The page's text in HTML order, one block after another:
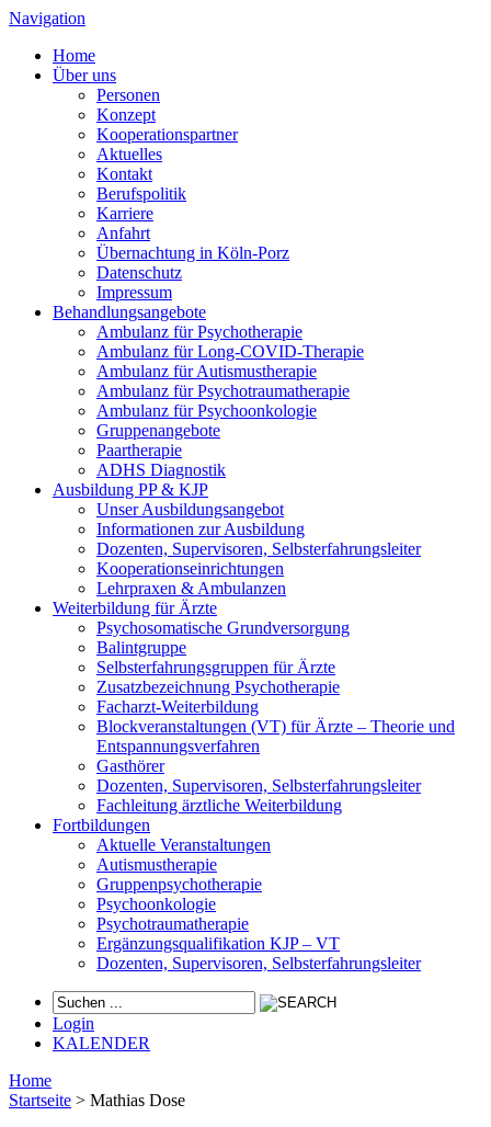
Navigation
Home
Über uns
Personen
Konzept
Kooperationspartner
Aktuelles
Kontakt
Berufspolitik
Karriere
Anfahrt
Übernachtung in Köln-Porz
Datenschutz
Impressum
Behandlungsangebote
Ambulanz für Psychotherapie
Ambulanz für Long-COVID-Therapie
Ambulanz für Autismustherapie
Ambulanz für Psychotraumatherapie
Ambulanz für Psychoonkologie
Gruppenangebote
Paartherapie
ADHS Diagnostik
Ausbildung PP & KJP
Unser Ausbildungsangebot
Informationen zur Ausbildung
Dozenten, Supervisoren, Selbsterfahrungsleiter
Kooperationseinrichtungen
Lehrpraxen & Ambulanzen
Weiterbildung für Ärzte
Psychosomatische Grundversorgung
Balintgruppe
Selbsterfahrungsgruppen für Ärzte
Zusatzbezeichnung Psychotherapie
Facharzt-Weiterbildung
Blockveranstaltungen (VT) für Ärzte – Theorie und
Entspannungsverfahren
Gasthörer
Dozenten, Supervisoren, Selbsterfahrungsleiter
Fachleitung ärztliche Weiterbildung
Fortbildungen
Aktuelle Veranstaltungen
Autismustherapie
Gruppenpsychotherapie
Psychoonkologie
Psychotraumatherapie
Ergänzungsqualifikation KJP – VT
Dozenten, Supervisoren, Selbsterfahrungsleiter
Login
KALENDER
Home
Startseite > Mathias Dose